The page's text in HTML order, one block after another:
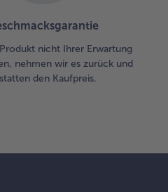
nicht Ihrer Erwartung
nehmen wir es zurück und
den Kaufpreis.